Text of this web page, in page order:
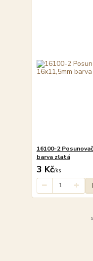
16100-2
barva zlatá
3 Kč/ks